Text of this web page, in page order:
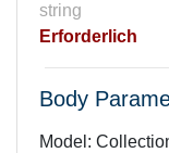
string
Erforderlich
Body
Model: